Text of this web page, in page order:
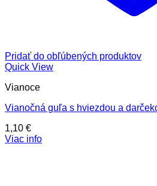
Pridať do obľúbených produktov
Quick View
Vianoce
Vianočná guľa s hviezdou a
1,10 €
Viac info